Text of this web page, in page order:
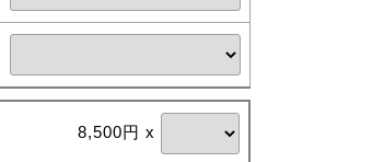
8,500円 x